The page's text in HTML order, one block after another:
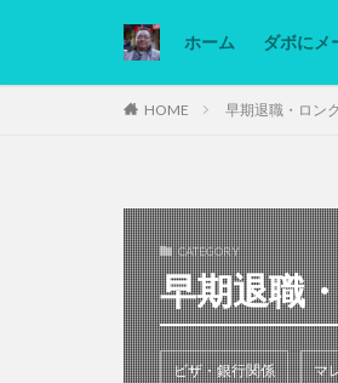
ホーム ダボにメ
HOME 早期退職・ロン
CATEGORY
早期退職
ビザ・銀行関係 マ